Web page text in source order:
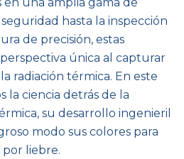
hasta la inspección
de precisión, estas
única al capturar
radiación térmica. En este
la ciencia detrás de la
su desarrollo ingenieril
modo sus colores para
liebre.